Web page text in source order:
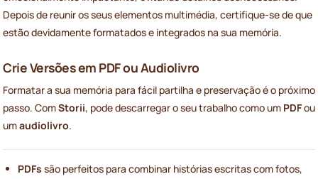
Depois de reunir os seus elementos multimédia, certifique-se de que
estão devidamente formatados e integrados na sua memória.
Crie Versões em PDF ou Audiolivro
Formatar a sua memória para fácil partilha e preservação é o próximo
passo. ComStorii, pode descarregar o seu trabalho como um PDFou
umaudiolivro.
PDFs são perfeitos para combinar histórias escritas com fotos,